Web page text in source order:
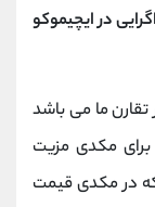
در ایچیموکو
ما می باشد
مکدی مزیت
در مکدی قیمت